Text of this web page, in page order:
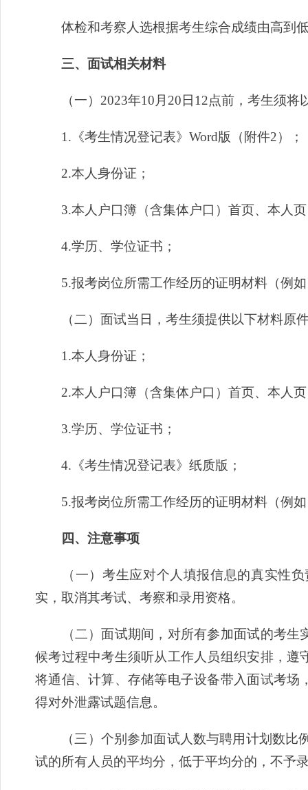
体检和考察人选根据考生综合成绩由高到低
三、面试相关材料
（一）2023年10月20日12点前，考生须将以
1.《考生情况登记表》Word版（附件2）；
2.本人身份证；
3.本人户口簿（含集体户口）首页、本人
4.学历、学位证书；
5.报考岗位所需工作经历的证明材料（例如
（二）面试当日，考生须提供以下材料原
1.本人身份证；
2.本人户口簿（含集体户口）首页、本人
3.学历、学位证书；
4.《考生情况登记表》纸质版；
5.报考岗位所需工作经历的证明材料（例如
四、注意事项
（一）考生应对个人填报信息的真实性负
实，取消其考试、考察和录用资格。
（二）面试期间，对所有参加面试的考生
候考过程中考生须听从工作人员组织安排，
将通信、计算、存储等电子设备带入面试考
得对外泄露试题信息。
（三）个别参加面试人数与聘用计划数比例
试的所有人员的平均分，低于平均分的，不予